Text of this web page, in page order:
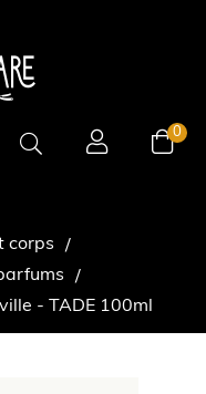
0
corps
- TADE 100ml